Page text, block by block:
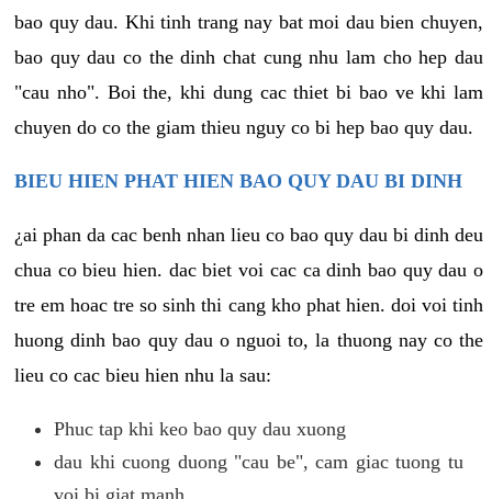
bao quy dau. Khi tinh trang nay bat moi dau bien chuyen,
bao quy dau co the dinh chat cung nhu lam cho hep dau
"cau nho". Boi the, khi dung cac thiet bi bao ve khi lam
chuyen do co the giam thieu nguy co bi hep bao quy dau.
BIEU HIEN PHAT HIEN BAO QUY DAU BI DINH
¿ai phan da cac benh nhan lieu co bao quy dau bi dinh deu
chua co bieu hien. dac biet voi cac ca dinh bao quy dau o
tre em hoac tre so sinh thi cang kho phat hien. doi voi tinh
huong dinh bao quy dau o nguoi to, la thuong nay co the
lieu co cac bieu hien nhu la sau:
Phuc tap khi keo bao quy dau xuong
dau khi cuong duong "cau be", cam giac tuong tu